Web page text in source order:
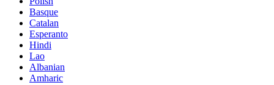
Basque
Catalan
Esperanto
Hindi
Lao
Albanian
Amharic